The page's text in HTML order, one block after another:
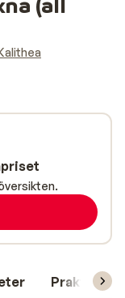
Praktisk